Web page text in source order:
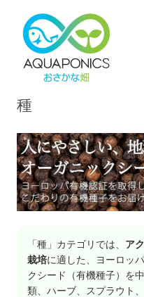
種
「種」カテゴリでは、 ア
栽培に適した、ヨーロッ
クシード（有機種子）を
類、ハーブ、スプラウト